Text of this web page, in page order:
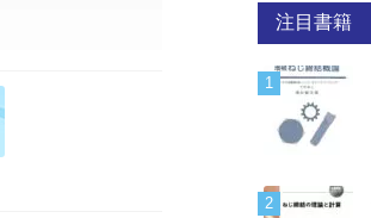
注目書籍